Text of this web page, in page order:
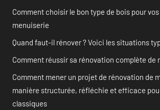
Comment choisir le bon type de bois pour
menuiserie
Quand faut-il rénover ? Voici les situations
Comment réussir sa rénovation complète de
Comment mener un projet de rénovation de
manière structurée, réfléchie et efficace
classiques